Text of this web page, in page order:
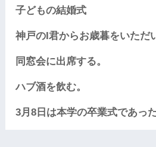
子どもの結婚式
神戸のI君からお歳暮をいただ
同窓会に出席する。
ハブ酒を飲む。
3月8日は本学の卒業式であった